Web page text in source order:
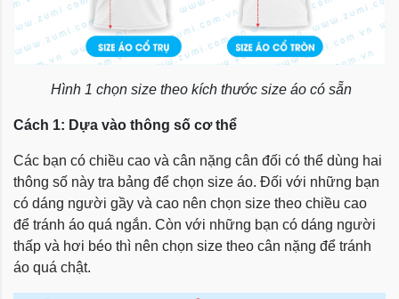
Hình 1 chọn size theo kích thước size áo có sẵn
Cách 1: Dựa vào thông số cơ thể
Các bạn có chiều cao và cân nặng cân đối có thể dùng hai
thông số này tra bảng để chọn size áo. Đối với những bạn
có dáng người gầy và cao nên chọn size theo chiều cao
để tránh áo quá ngắn. Còn với những bạn có dáng người
thấp và hơi béo thì nên chọn size theo cân nặng để tránh
áo quá chật.